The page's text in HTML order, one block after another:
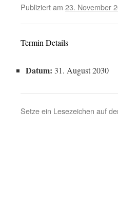
Publiziert am 23. November
Termin Details
Datum: 31. August 2030
Setze ein Lesezeichen auf